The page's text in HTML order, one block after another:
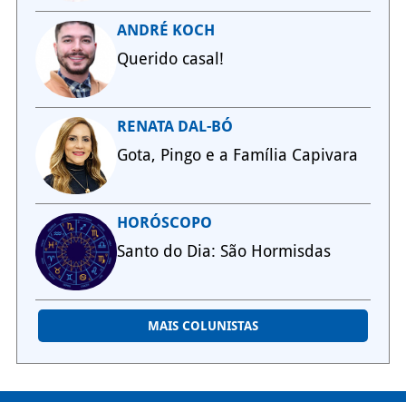
ANDRÉ KOCH
Querido casal!
RENATA DAL-BÓ
Gota, Pingo e a Família Capivara
HORÓSCOPO
Santo do Dia: São Hormisdas
MAIS COLUNISTAS